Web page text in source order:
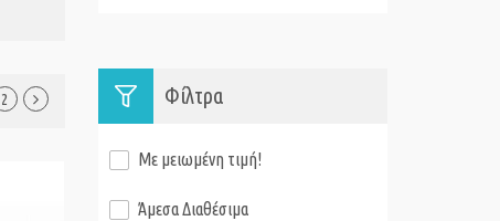
2 Φίλτρα
Με μειωμένη τιμή!
Άμεσα Διαθέσιμα